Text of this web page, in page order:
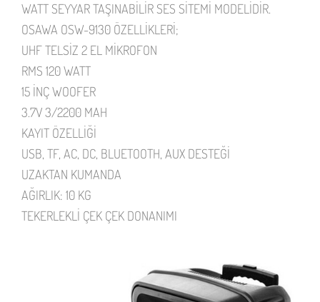
WATT SEYYAR TAŞINABİLİR SES SİTEMİ MODELİDİR.
OSAWA OSW-9130 ÖZELLİKLERİ;
UHF TELSİZ 2 EL MİKROFON
RMS 120 WATT
15 İNÇ WOOFER
3.7V 3/2200 MAH
KAYIT ÖZELLİĞİ
USB, TF, AC, DC, BLUETOOTH, AUX DESTEĞİ
UZAKTAN KUMANDA
AĞIRLIK: 10 KG
TEKERLEKLİ ÇEK ÇEK DONANIMI